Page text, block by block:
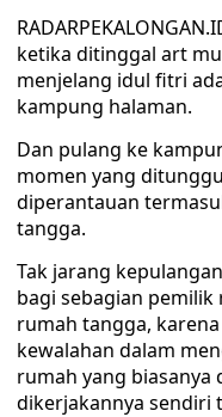
ketika ditinggal art
menjelang idul fitri
kampung halaman.
Dan pulang ke
momen yang
diperantauan
tangga.
Tak jarang
bagi sebagian
rumah tangga,
kewalahan dalam
rumah yang
dikerjakannya sendiri